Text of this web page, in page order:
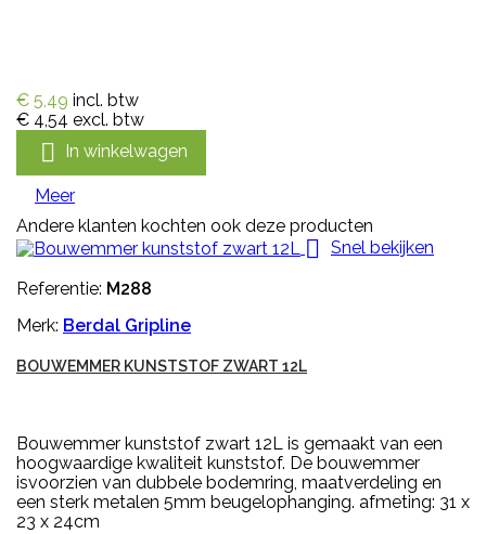
€ 5,49 incl. btw
€ 4,54 excl. btw
 In winkelwagen
Meer
Andere klanten kochten ook deze producten
 Snel bekijken
Referentie: M288
Merk: Berdal Gripline
BOUWEMMER KUNSTSTOF ZWART 12L
Bouwemmer kunststof zwart 12L is gemaakt van een
hoogwaardige kwaliteit kunststof. De bouwemmer
isvoorzien van dubbele bodemring, maatverdeling en
een sterk metalen 5mm beugelophanging. afmeting: 31 x
23 x 24cm